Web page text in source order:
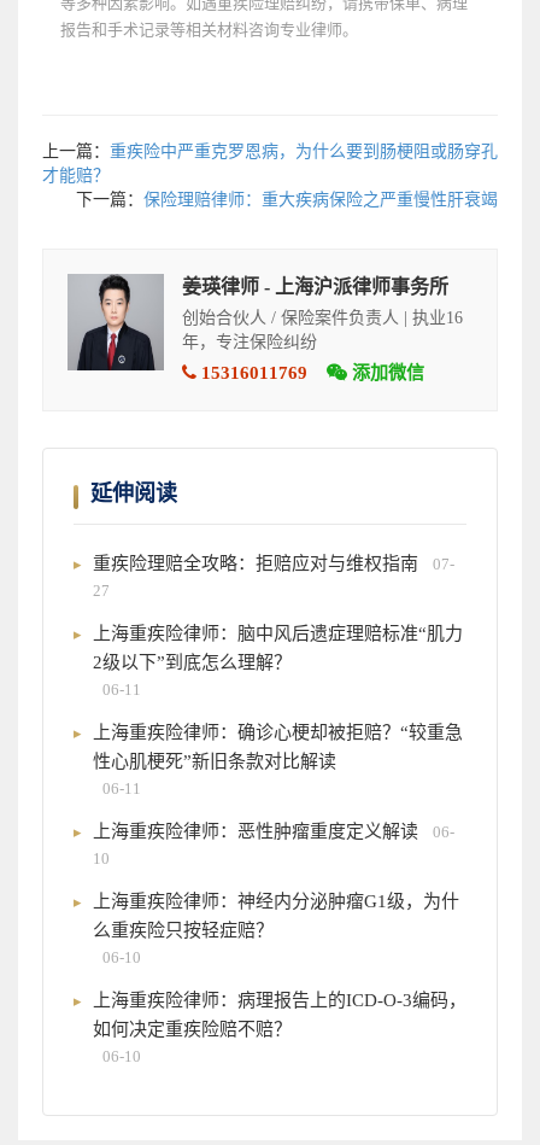
报告和手术记录等相关材料咨询专业律师。
上一篇： 重疾险中严重克罗恩病，为什么要到肠梗阻或肠穿孔
才能赔？
下一篇： 保险理赔律师：重大疾病保险之严重慢性肝衰竭
姜瑛律师 - 上海沪派律师事务所
创始合伙人 / 保险案件负责人 | 执业16
年，专注保险纠纷
15316011769 添加微信
延伸阅读
重疾险理赔全攻略：拒赔应对与维权指南
07-
27
上海重疾险律师：脑中风后遗症理赔标准“肌力
2级以下”到底怎么理解？
06-11
上海重疾险律师：确诊心梗却被拒赔？“较重急
性心肌梗死”新旧条款对比解读
06-11
上海重疾险律师：恶性肿瘤重度定义解读
06-
10
上海重疾险律师：神经内分泌肿瘤G1级，为什
么重疾险只按轻症赔？
06-10
上海重疾险律师：病理报告上的ICD-O-3编码，
如何决定重疾险赔不赔？
06-10